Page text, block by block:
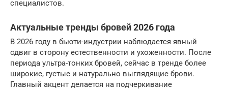
специалистов.
Актуальные тренды бровей 2026 года
В 2026 году в бьюти-индустрии наблюдается явный
сдвиг в сторону естественности и ухоженности. После
периода ультра-тонких бровей, сейчас в тренде более
широкие, густые и натурально выглядящие брови.
Главный акцент делается на подчеркивание